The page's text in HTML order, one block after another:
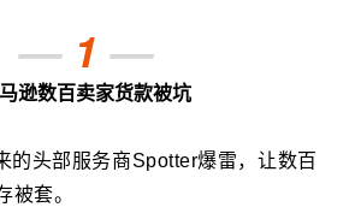
—1 —
逊数百卖家货款被坑
的头部服务商Spotter爆雷，让数百
被套。